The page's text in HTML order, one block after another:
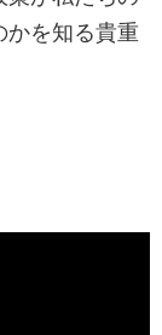
かを知る貴重